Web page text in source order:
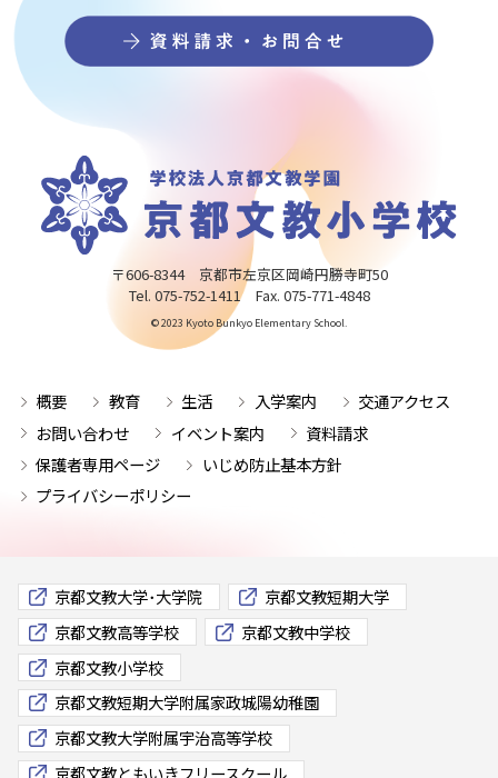
〒606-8344 京都市左京区岡崎円勝寺町50
Tel. 075-752-1411 Fax. 075-771-4848
© 2023 Kyoto Bunkyo Elementary School.
概要 教育 生活 入学案内
交通アクセス
お問い合わせ
イベント案内
資料請求
保護者専用ページ
いじめ防止基本方針
プライバシーポリシー
京都文教大学･大学院
京都文教短期大学
京都文教高等学校
京都文教中学校
京都文教小学校
京都文教短期大学附属家政城陽幼稚園
京都文教大学附属宇治高等学校
京都文教ともいきフリースクール